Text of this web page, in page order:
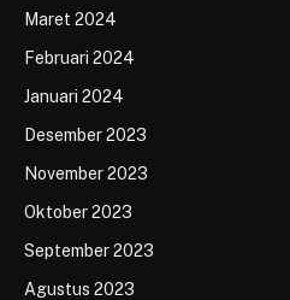
Maret 2024
Februari 2024
Januari 2024
Desember 2023
November 2023
Oktober 2023
September 2023
Agustus 2023